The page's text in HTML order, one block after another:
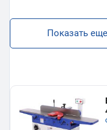
Показать еще